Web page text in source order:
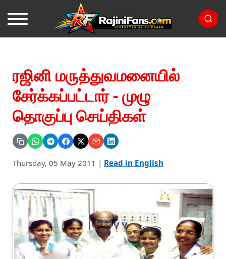
ரஜினி மருத்துவமனையில்
சேர்க்கப்பட்டார் - முழு
தொகுப்பு செய்திகள்
Thursday, 05 May 2011 | Read in English